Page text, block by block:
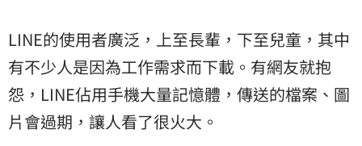
LINE的使用者廣泛，上至長輩，下至兒童，其中
有不少人是因為工作需求而下載。有網友就抱
怨，LINE佔用手機大量記憶體，傳送的檔案、圖
片會過期，讓人看了很火大。